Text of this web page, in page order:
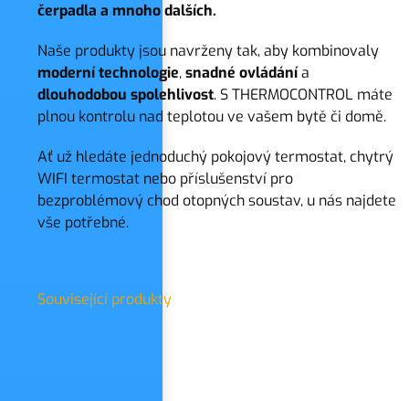
čerpadla a mnoho dalších.
Naše produkty jsou navrženy tak, aby kombinovaly
modernítechnologie,snadné ovládánía
dlouhodobou spolehlivost. S THERMOCONTROL máte
plnou kontrolu nad teplotou ve vašem bytě či domě.
Ať už hledáte jednoduchý pokojový termostat, chytrý
WIFI termostat nebo příslušenství pro
bezproblémový chod otopných soustav, u nás najdete
vše potřebné.
Související produkty